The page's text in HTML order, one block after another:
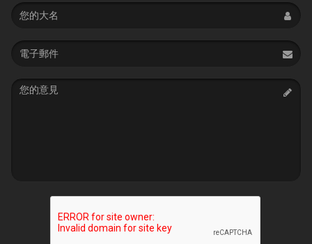
Name
Email
address
Message